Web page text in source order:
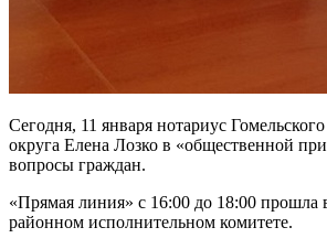
Сегодня, 11 января нотариус
округа Елена Лозко в «общественной
вопросы граждан.
«Прямая линия» с 16:00 до 18:00 прошла
районном исполнительном комитете.